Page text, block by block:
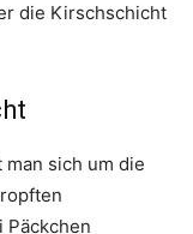
die Kirschschicht
sich um die
Päckchen